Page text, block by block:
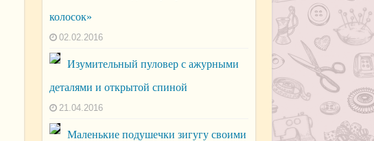
колосок»
02.02.2016
Изумительный пуловер с ажурными
деталями и открытой спиной
21.04.2016
Маленькие подушечки зигугу своими